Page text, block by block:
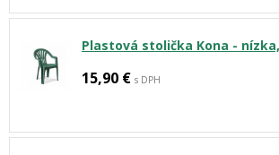
Plastová stolička Kona -
15,90 € s DPH